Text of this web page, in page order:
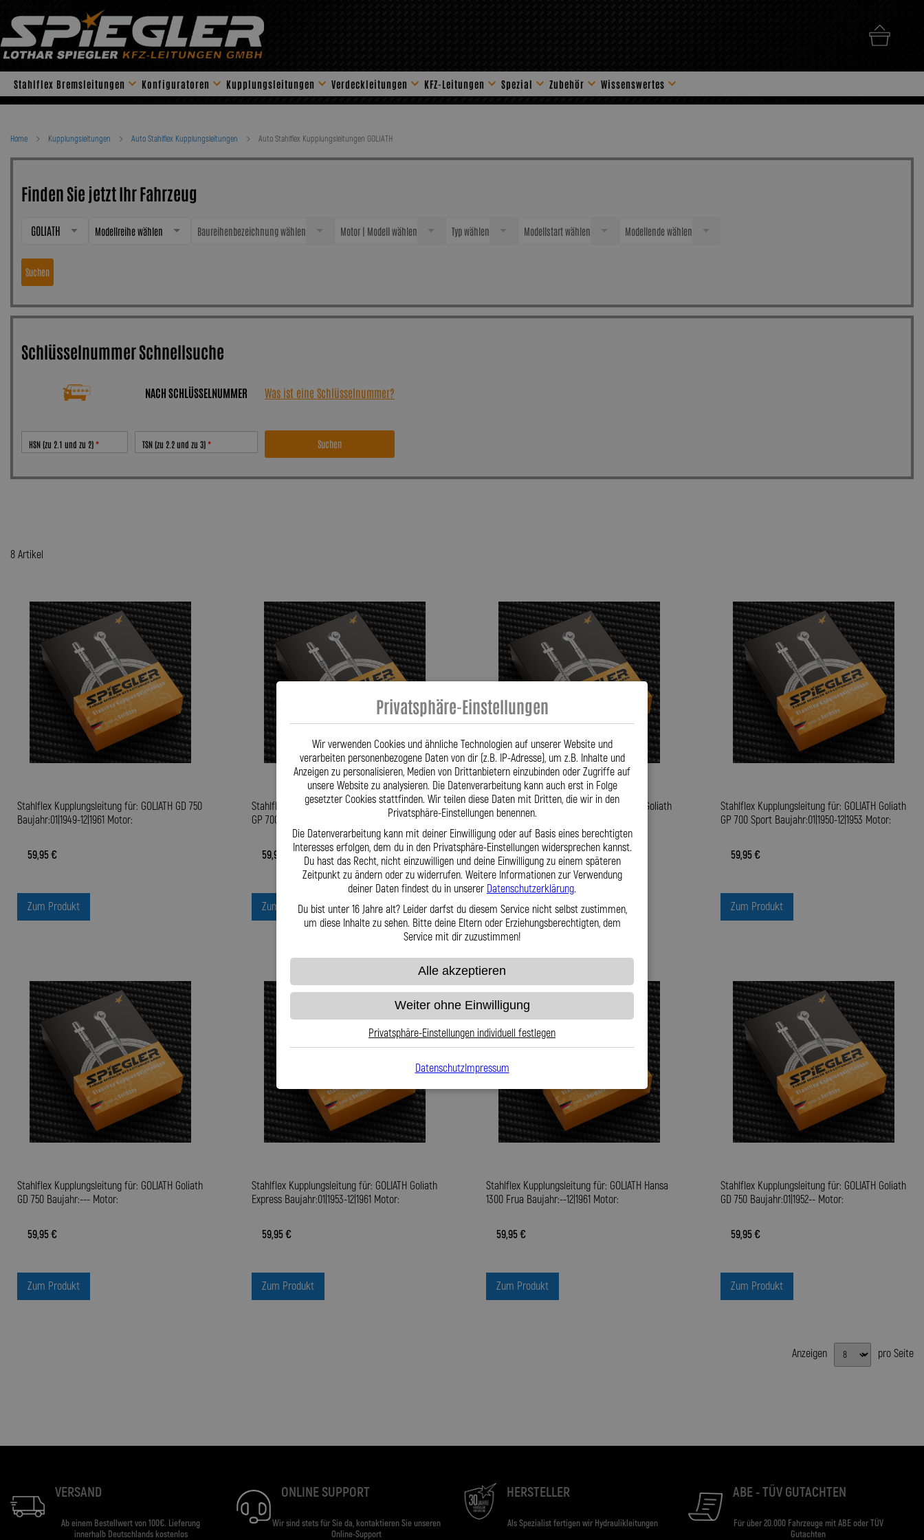
content
Stahlflex Bremsleitungen Konfiguratoren Kupplungsleitungen Verdeckleitungen KFZ-Leitungen Spezial Zubehör
Stahlflex Zubehör
Wissenswertes
Home Kupplungsleitungen Auto Stahlflex Kupplungsleitungen Auto Stahlflex Kupplungsleitungen GOLIATH
Finden Sie jetzt Ihr Fahrzeug
GOLIATH Modellreihe wählen Baureihenbezeichnung wählen Motor | Modell wählen Typ wählen Modellstart wählen Modellende wählen
Suchen
Schlüsselnummer Schnellsuche
NACH SCHLÜSSELNUMMER Was ist eine Schlüsselnummer?
HSN (zu 2.1 und zu 2) TSN (zu 2.2 und zu 3) Suchen
8 Artikel
Stahlflex Kupplungsleitung für: GOLIATH GD 750
Baujahr:01|1949-12|1961 Motor:
59,95 €
Zum Produkt
Stahlflex Kupplungsleitung für: GOLIATH Goliath
GP 700 Baujahr:01|1954-- Motor:
59,95 €
Zum Produkt
Stahlflex Kupplungsleitung für: GOLIATH Goliath
GP 700 Baujahr:01|1950-12|1957 Motor:
59,95 €
Zum Produkt
Stahlflex Kupplungsleitung für: GOLIATH Goliath
GP 700 Sport Baujahr:01|1950-12|1953 Motor:
59,95 €
Zum Produkt
Stahlflex Kupplungsleitung für: GOLIATH Goliath
GD 750 Baujahr:--- Motor:
59,95 €
Zum Produkt
Stahlflex Kupplungsleitung für: GOLIATH Goliath
Express Baujahr:01|1953-12|1961 Motor:
59,95 €
Zum Produkt
Stahlflex Kupplungsleitung für: GOLIATH Hansa
1300 Frua Baujahr:--12|1961 Motor:
59,95 €
Zum Produkt
Stahlflex Kupplungsleitung für: GOLIATH Goliath
GD 750 Baujahr:01|1952-- Motor:
59,95 €
Zum Produkt
Anzeigen pro Seite
VERSAND
Ab einem Bestellwert von 100€. Lieferung
innerhalb Deutschlands kostenlos
ONLINE SUPPORT
Wir sind stets für Sie da, kontaktieren Sie unseren
Online-Support
HERSTELLER
Als Spezialist fertigen wir Hydraulikleitungen
ABE - TÜV GUTACHTEN
Für über 20.000 Fahrzeuge mit ABE oder TÜV
Gutachten
Privatsphäre-Einstellungen
Wir verwenden Cookies und ähnliche Technologien auf unserer Website und
verarbeiten personenbezogene Daten von dir (z.B. IP-Adresse), um z.B. Inhalte und
Anzeigen zu personalisieren, Medien von Drittanbietern einzubinden oder Zugriffe auf
unsere Website zu analysieren. Die Datenverarbeitung kann auch erst in Folge
gesetzter Cookies stattfinden. Wir teilen diese Daten mit Dritten, die wir in den
Privatsphäre-Einstellungen benennen.
Die Datenverarbeitung kann mit deiner Einwilligung oder auf Basis eines berechtigten
Interesses erfolgen, dem du in den Privatsphäre-Einstellungen widersprechen kannst.
Du hast das Recht, nicht einzuwilligen und deine Einwilligung zu einem späteren
Zeitpunkt zu ändern oder zu widerrufen. Weitere Informationen zur Verwendung
deiner Daten findest du in unserer Datenschutzerklärung.
Du bist unter 16 Jahre alt? Leider darfst du diesem Service nicht selbst zustimmen,
um diese Inhalte zu sehen. Bitte deine Eltern oder Erziehungsberechtigten, dem
Service mit dir zuzustimmen!
Alle akzeptieren
Weiter ohne Einwilligung
Privatsphäre-Einstellungen individuell festlegen
DatenschutzImpressum